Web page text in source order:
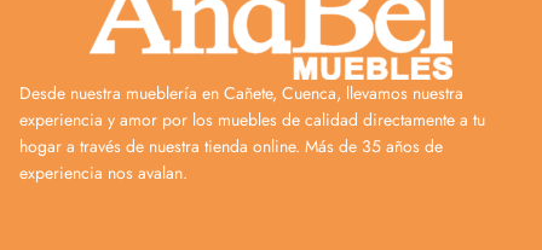
Desde nuestra mueblería en Cañete, Cuenca, llevamos nuestra
experiencia y amor por los muebles de calidad directamente a tu
hogar a través de nuestra tienda online. Más de 35 años de
experiencia nos avalan.